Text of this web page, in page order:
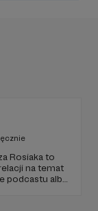
Rosiaka to
na temat
podcastu albo